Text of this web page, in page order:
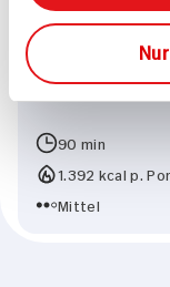
Provenzalische
mit buntem
90 min
1.392 kcal p.
Mittel